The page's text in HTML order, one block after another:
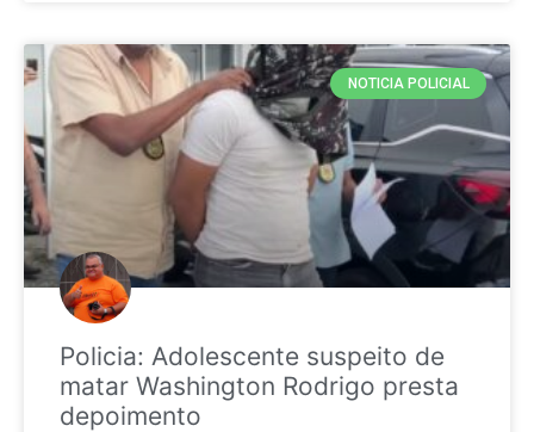
NOTICIA POLICIAL
Policia: Adolescente suspeito de
matar Washington Rodrigo presta
depoimento